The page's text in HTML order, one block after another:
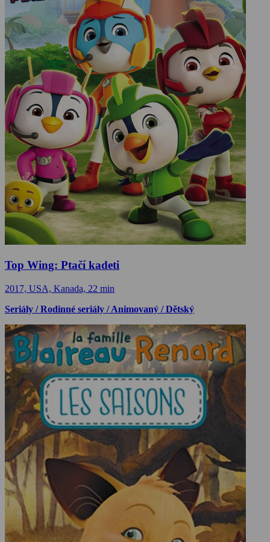
Top Wing: Ptačí kadeti
2017, USA, Kanada, 22 min
Seriály / Rodinné seriály / Animovaný / Dětský